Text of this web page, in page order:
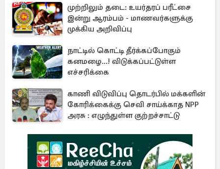
முற்றிலும் தடை: உயர்தரப் பரீட்சை
இன்று ஆரம்பம் - மாணவர்களுக்கு
முக்கிய அறிவிப்பு
நாட்டில் கொட்டி தீர்க்கப்போகும்
கனமழை...! விடுக்கப்பட்டுள்ள
எச்சரிக்கை
காணி விடுவிப்பு தொடர்பில் மக்களின்
கோரிக்கைக்கு செவி சாய்க்காத NPP
அரசு : எழுந்துள்ள குற்றச்சாட்டு